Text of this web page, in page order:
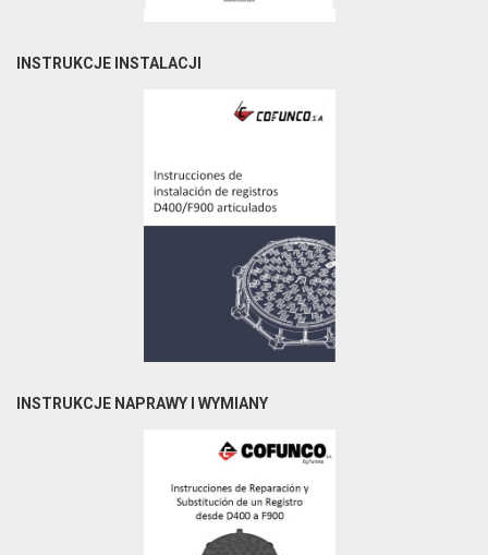
INSTRUKCJE INSTALACJI
INSTRUKCJE NAPRAWY I WYMIANY